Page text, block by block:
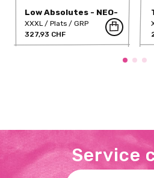
Low Absolutes - NEO-
32
XXXL Plats
GRP
327,93 CHF
Service